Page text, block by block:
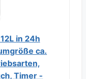
in 24h
ca.
Timer -